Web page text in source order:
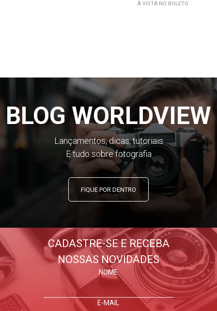
À VISTA NO BOLETO
BLOG WORLDVIEW
Lançamentos, dicas, tutoriais
E tudo sobre fotografia
FIQUE POR DENTRO
CADASTRE-SE E RECEBA
NOSSAS NOVIDADES
NOME
E-MAIL